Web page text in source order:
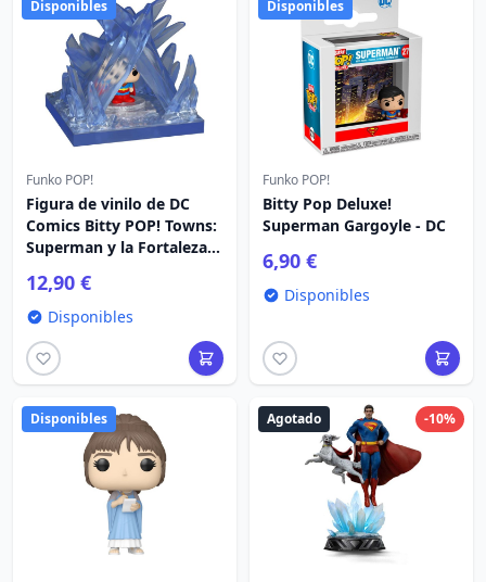
Disponibles
Funko POP!
Figura de vinilo de DC
Comics Bitty POP! Towns:
Superman y la Fortaleza
12,90 €
Disponibles
Disponibles
Funko POP!
Bitty Pop Deluxe!
Superman Gargoyle - DC
6,90 €
Disponibles
Disponibles -10%
Agotado